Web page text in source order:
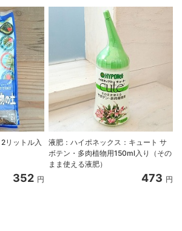
352 円
液肥：ハイポネックス：キュート サ
ボテン・多肉植物用150ml入り（その
まま使える液肥）
473 円